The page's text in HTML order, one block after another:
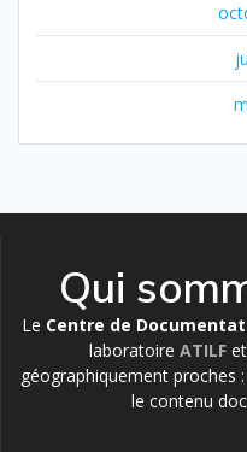
Qui
Le Centre de
laboratoire ATILF
géographiquement proches
le contenu